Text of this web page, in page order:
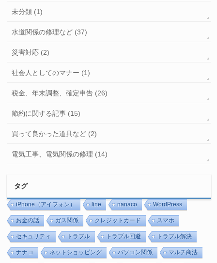
未分類 (1)
水道関係の修理など (37)
災害対応 (2)
社会人としてのマナー (1)
税金、年末調整、確定申告 (26)
節約に関する記事 (15)
買って良かった道具など (2)
電気工事、電気関係の修理 (14)
タグ
iPhone（アイフォン） line nanaco WordPress
お金の話 ガス関係 クレジットカード スマホ
セキュリティ トラブル トラブル回避 トラブル解決
ナナコ ネットショッピング パソコン関係 マルチ商法